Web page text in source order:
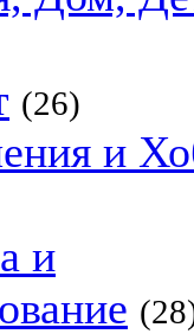
(26)
и
и